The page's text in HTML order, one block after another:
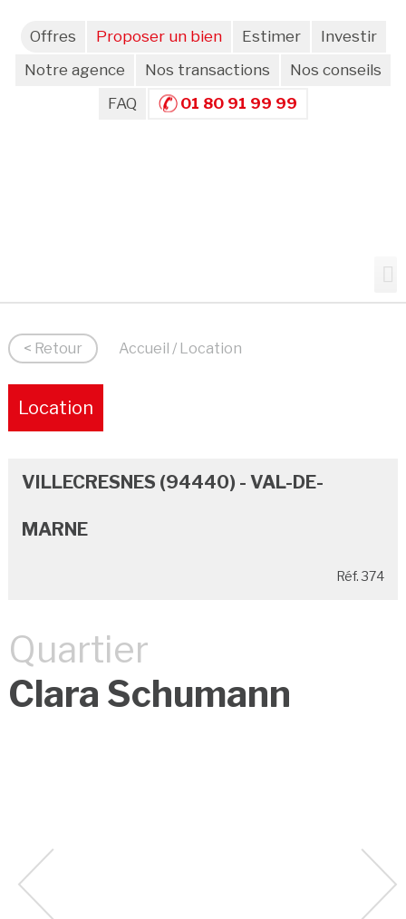
Offres Proposer un bien Estimer
Investir
Notre agence
Nos transactions
Nos conseils
FAQ
01 80 91 99 99
< Retour Accueil / Location
Location
VILLECRESNES (94440) - VAL-DE-
MARNE
Réf. 374
Quartier
Clara Schumann